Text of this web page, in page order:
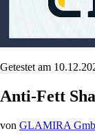
Getestet am
Anti-Fett
von GLAMIRA